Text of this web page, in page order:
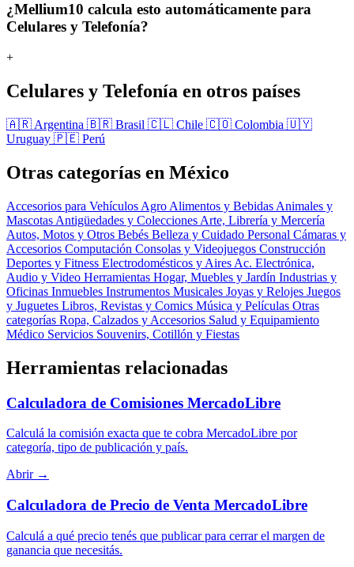
¿Mellium10 calcula esto automáticamente para
Celulares y Telefonía?
+
Celulares y Telefonía en otros países
🇦🇷 Argentina 🇧🇷 Brasil 🇨🇱 Chile 🇨🇴 Colombia 🇺🇾
Uruguay 🇵🇪 Perú
Otras categorías en México
Accesorios para Vehículos Agro Alimentos y Bebidas Animales y
Mascotas Antigüedades y Colecciones Arte, Librería y Mercería
Autos, Motos y Otros Bebés Belleza y Cuidado Personal Cámaras y
Accesorios Computación Consolas y Videojuegos Construcción
Deportes y Fitness Electrodomésticos y Aires Ac. Electrónica,
Audio y Video Herramientas Hogar, Muebles y Jardín Industrias y
Oficinas Inmuebles Instrumentos Musicales Joyas y Relojes Juegos
y Juguetes Libros, Revistas y Comics Música y Películas Otras
categorías Ropa, Calzados y Accesorios Salud y Equipamiento
Médico Servicios Souvenirs, Cotillón y Fiestas
Herramientas relacionadas
Calculadora de Comisiones MercadoLibre
Calculá la comisión exacta que te cobra MercadoLibre por
categoría, tipo de publicación y país.
Abrir →
Calculadora de Precio de Venta MercadoLibre
Calculá a qué precio tenés que publicar para cerrar el margen de
ganancia que necesitás.